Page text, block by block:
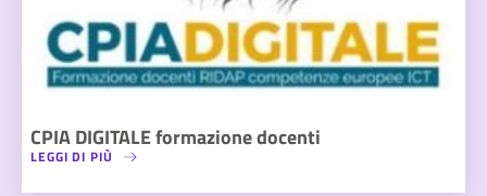
CPIA DIGITALE formazione docenti
LEGGI DI PIÙ